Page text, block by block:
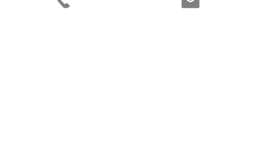
Hydrophil